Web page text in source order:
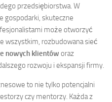
przedsiębiorstwa. W
gospodarki, skuteczne
może otworzyć
wszystkim, rozbudowana sieć
nowych klientów oraz
rozwoju i ekspansji firmy.
to nie tylko potencjalni
czy mentorzy. Każda z